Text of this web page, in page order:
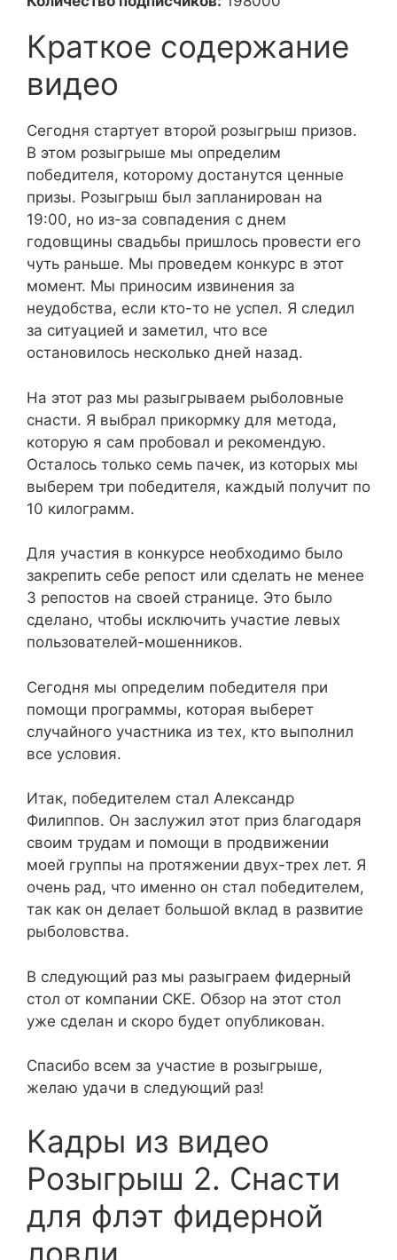
Краткое содержание
видео
Сегодня стартует второй розыгрыш призов.
В этом розыгрыше мы определим
победителя, которому достанутся ценные
призы. Розыгрыш был запланирован на
19:00, но из-за совпадения с днем
годовщины свадьбы пришлось провести его
чуть раньше. Мы проведем конкурс в этот
момент. Мы приносим извинения за
неудобства, если кто-то не успел. Я следил
за ситуацией и заметил, что все
остановилось несколько дней назад.
На этот раз мы разыгрываем рыболовные
снасти. Я выбрал прикормку для метода,
которую я сам пробовал и рекомендую.
Осталось только семь пачек, из которых мы
выберем три победителя, каждый получит по
10 килограмм.
Для участия в конкурсе необходимо было
закрепить себе репост или сделать не менее
3 репостов на своей странице. Это было
сделано, чтобы исключить участие левых
пользователей-мошенников.
Сегодня мы определим победителя при
помощи программы, которая выберет
случайного участника из тех, кто выполнил
все условия.
Итак, победителем стал Александр
Филиппов. Он заслужил этот приз благодаря
своим трудам и помощи в продвижении
моей группы на протяжении двух-трех лет. Я
очень рад, что именно он стал победителем,
так как он делает большой вклад в развитие
рыболовства.
В следующий раз мы разыграем фидерный
стол от компании CKE. Обзор на этот стол
уже сделан и скоро будет опубликован.
Спасибо всем за участие в розыгрыше,
желаю удачи в следующий раз!
Кадры из видео
Розыгрыш 2. Снасти
для флэт фидерной
ловли.